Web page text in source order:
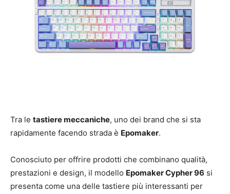
Tra le tastiere meccaniche, uno dei brand che si sta
rapidamente facendo strada è Epomaker.
Conosciuto per offrire prodotti che combinano qualità,
prestazioni e design, il modello Epomaker Cypher 96 si
presenta come una delle tastiere più interessanti per